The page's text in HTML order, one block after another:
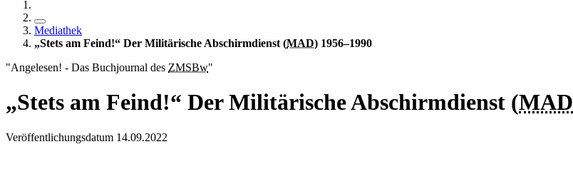
Mediathek
„Stets am Feind!“ Der Militärische Abschirmdienst (MAD) 1956–1990
"Angelesen! - Das Buchjournal des ZMSBw"
„Stets am Feind!“ Der Militärische Abschirmdienst (MAD
Veröffentlichungsdatum 14.09.2022